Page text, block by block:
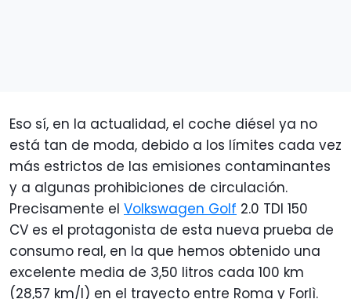
Eso sí, en la actualidad, el coche diésel ya no
está tan de moda, debido a los límites cada vez
más estrictos de las emisiones contaminantes
y a algunas prohibiciones de circulación.
Precisamente el Volkswagen Golf 2.0 TDI 150
CV es el protagonista de esta nueva prueba de
consumo real, en la que hemos obtenido una
excelente media de 3,50 litros cada 100 km
(28,57 km/l) en el trayecto entre Roma y Forlì.